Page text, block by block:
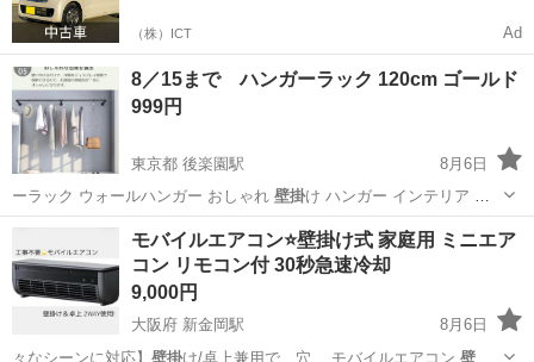
（株）ICT Ad
8／15まで ハンガーラック 120cm ゴールド
999円
東京都 後楽園駅
8月6日
ーラック ウォールハンガー おしゃれ 壁掛け ハンガー インテリア パ
イプハンガ…
東京 文京区 後楽園駅 その他
モバイルエアコン⭐️壁掛け式 家庭用 ミニエア
コン リモコン付 30秒急速冷却
9,000円
大阪府 新金岡駅
8月6日
々なシーンに対応】 壁掛け/卓上兼用で、穴… モバイルエアコン 壁掛